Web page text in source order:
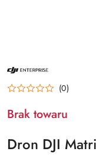
NAZWA
PRODUCENTA:
DJI
ENTERPRISE (0)
Brak towaru
Dron DJI